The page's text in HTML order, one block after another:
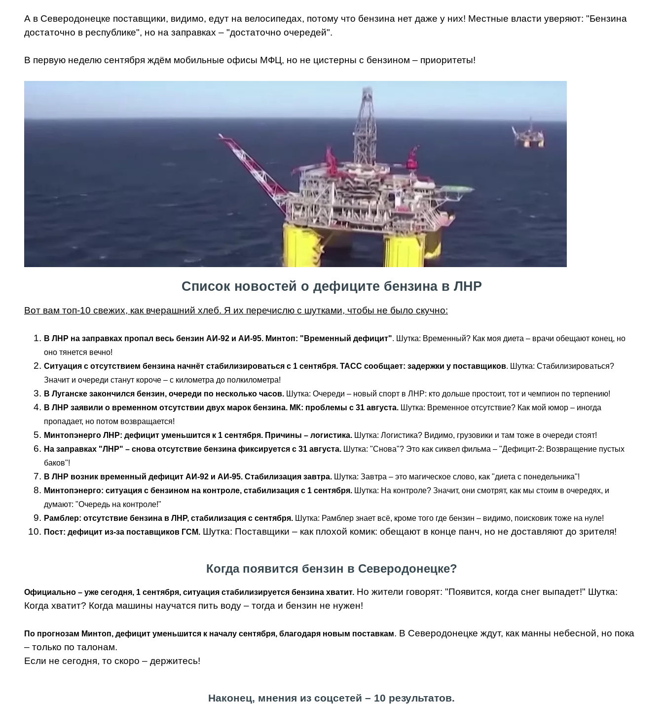
А в Северодонецке поставщики, видимо, едут на велосипедах, потому что бензина нет даже у них! Местные власти уверяют: "Бензина
достаточно в республике", но на заправках – "достаточно очередей".
В первую неделю сентября ждём мобильные офисы МФЦ, но не цистерны с бензином – приоритеты!
Список новостей о дефиците бензина в ЛНР
Вот вам топ-10 свежих, как вчерашний хлеб. Я их перечислю с шутками, чтобы не было скучно:
В ЛНР на заправках пропал весь бензин АИ-92 и АИ-95. Минтоп: "Временный дефицит". Шутка: Временный? Как моя диета – врачи обещают конец, но
оно тянется вечно!
Ситуация с отсутствием бензина начнёт стабилизироваться с 1 сентября. ТАСС сообщает: задержки у поставщиков. Шутка: Стабилизироваться?
Значит и очереди станут короче – с километра до полкилометра!
В Луганске закончился бензин, очереди по несколько часов. Шутка: Очереди – новый спорт в ЛНР: кто дольше простоит, тот и чемпион по терпению!
В ЛНР заявили о временном отсутствии двух марок бензина. МК: проблемы с 31 августа. Шутка: Временное отсутствие? Как мой юмор – иногда
пропадает, но потом возвращается!
Минтопэнерго ЛНР: дефицит уменьшится к 1 сентября. Причины – логистика. Шутка: Логистика? Видимо, грузовики и там тоже в очереди стоят!
На заправках "ЛНР" – снова отсутствие бензина фиксируется с 31 августа. Шутка: "Снова"? Это как сиквел фильма – "Дефицит-2: Возвращение пустых
баков"!
В ЛНР возник временный дефицит АИ-92 и АИ-95. Стабилизация завтра. Шутка: Завтра – это магическое слово, как "диета с понедельника"!
Минтопэнерго: ситуация с бензином на контроле, стабилизация с 1 сентября. Шутка: На контроле? Значит, они смотрят, как мы стоим в очередях, и
думают: "Очередь на контроле!"
Рамблер: отсутствие бензина в ЛНР, стабилизация с сентября. Шутка: Рамблер знает всё, кроме того где бензин – видимо, поисковик тоже на нуле!
Пост: дефицит из-за поставщиков ГСМ. Шутка: Поставщики – как плохой комик: обещают в конце панч, но не доставляют до зрителя!
Когда появится бензин в Северодонецке?
Официально – уже сегодня, 1 сентября, ситуация стабилизируется бензина хватит. Но жители говорят: "Появится, когда снег выпадет!" Шутка:
Когда хватит? Когда машины научатся пить воду – тогда и бензин не нужен!
По прогнозам Минтоп, дефицит уменьшится к началу сентября, благодаря новым поставкам. В Северодонецке ждут, как манны небесной, но пока
– только по талонам.
Если не сегодня, то скоро – держитесь!
Наконец, мнения из соцсетей – 10 результатов.